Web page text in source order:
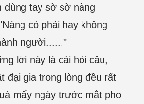
dùng tay sờ sờ nàng
có phải hay không
người......"
lời này là cái hỏi câu,
đại gia trong lòng đều rất
mấy ngày trước mắt pho